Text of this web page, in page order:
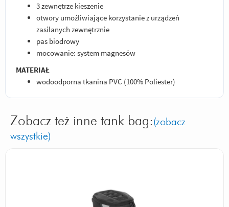
3 zewnętrze kieszenie
otwory umożliwiające korzystanie z urządzeń
zasilanych zewnętrznie
pas biodrowy
mocowanie: system magnesów
MATERIAŁ
wodoodporna tkanina PVC (100% Poliester)
Zobacz też inne tank bag:(zobacz
wszystkie)